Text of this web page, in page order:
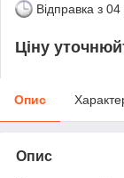
Відправка з 04
Ціну
Опис
Опис